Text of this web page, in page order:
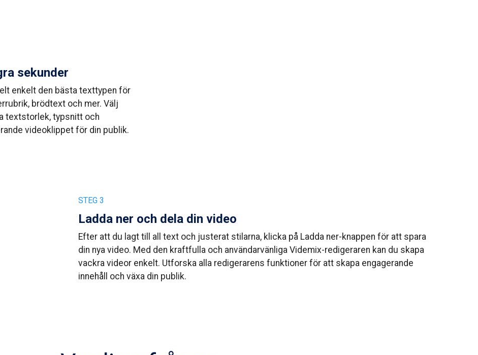
sekunder
enkelt den bästa texttypen för
brödtext och mer. Välj
textstorlek, typsnitt och
videoklippet för din publik.
STEG 3
Ladda ner och dela din video
Efter att du lagt till all text och justerat stilarna, klicka på Ladda ner-knappen för att spara
din nya video. Med den kraftfulla och användarvänliga Videmix-redigeraren kan du skapa
vackra videor enkelt. Utforska alla redigerarens funktioner för att skapa engagerande
innehåll och växa din publik.